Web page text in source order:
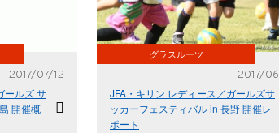
2017/07/12
ールズ サ
開催概
グラスルーツ
2017/
JFA・キリン レディース／ガールズサ
ッカーフェスティバル in 長野 開催レ
ポート